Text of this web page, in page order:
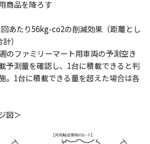
ト用商品を降ろす
回あたり56kg-co2の削減効果（距離とし
）
のファミリーマート用車両の予測空き
予測量を確認し、1台に積載できると判
。1台に積載できる量を超えた場合は各
図＞